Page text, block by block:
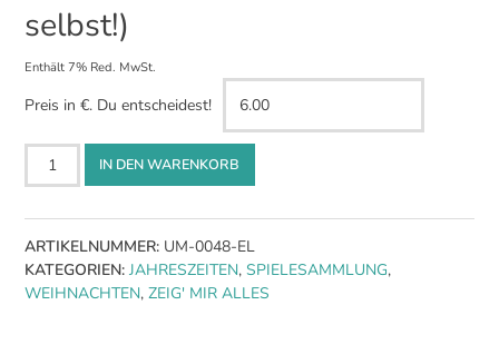
selbst!)
Enthält 7% Red. MwSt.
Preis in €. Du entscheidest!
Weihnachts-
Bundle
Spiele
für
den
Sportunterricht
IN DEN WARENKORB
ARTIKELNUMMER: UM-0048-EL
KATEGORIEN: JAHRESZEITEN,SPIELESAMMLUNG,
WEIHNACHTEN,ZEIG' MIR ALLES